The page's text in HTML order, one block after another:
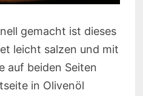
gemacht ist dieses
leicht salzen und mit
auf beiden Seiten
in Olivenöl